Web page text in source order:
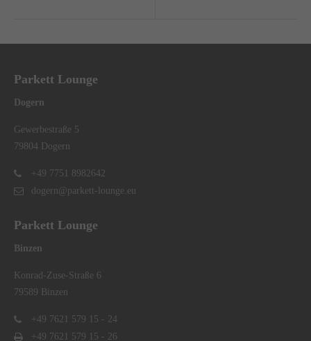
Parkett Lounge
Dogern
Gewerbestraße 5
79804 Dogern
+49 7751 8982642
dogern@parkett-lounge.eu
Parkett Lounge
Binzen
Konrad-Zuse-Straße 6
79589 Binzen
+49 7621 579 15 - 24
+49 7621 579 15 - 26